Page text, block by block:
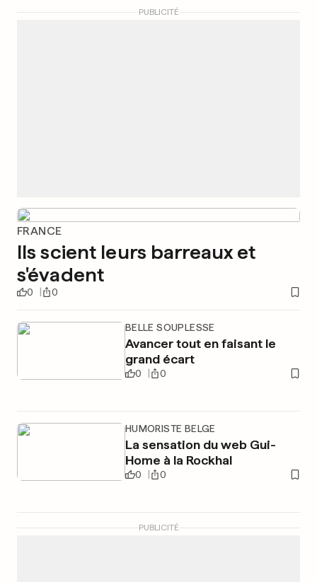
PUBLICITÉ
FRANCE
Ils scient leurs barreaux et
s'évadent
0 0
BELLE SOUPLESSE
Avancer tout en faisant le
grand écart
0 0
HUMORISTE BELGE
La sensation du web Gui-
Home à la Rockhal
0 0
PUBLICITÉ